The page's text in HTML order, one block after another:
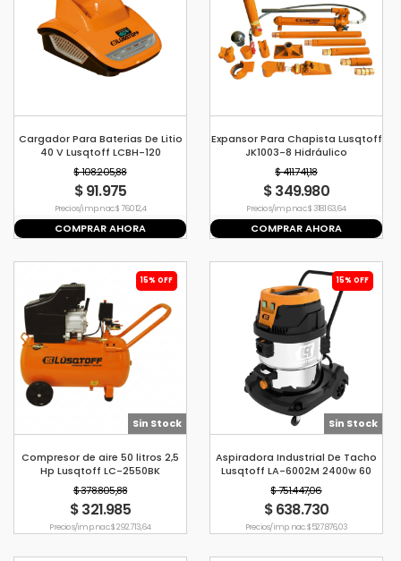
Cargador Para Baterias De Litio
40 V Lusqtoff LCBH-120
$ 108.205,88
$ 91.975
Precio s/imp. nac. $ 76.012,4
COMPRAR AHORA
Expansor Para Chapista Lusqtoff
JK1003-8 Hidráulico
$ 411.741,18
$ 349.980
Precio s/imp. nac. $ 318.163,64
COMPRAR AHORA
15% OFF
Sin Stock
Compresor de aire 50 litros 2,5
Hp Lusqtoff LC-2550BK
$ 378.805,88
$ 321.985
Precio s/imp. nac. $ 292.713,64
15% OFF
Sin Stock
Aspiradora Industrial De Tacho
Lusqtoff LA-6002M 2400w 60
Litros
$ 751.447,06
$ 638.730
Precio s/imp. nac. $ 527.876,03